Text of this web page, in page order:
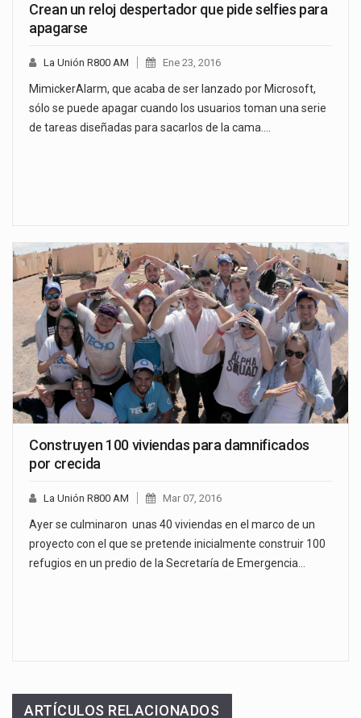
Crean un reloj despertador que pide selfies para
apagarse
La Unión R800 AM Ene 23, 2016
MimickerAlarm, que acaba de ser lanzado por Microsoft,
sólo se puede apagar cuando los usuarios toman una serie
de tareas diseñadas para sacarlos de la cama.…
Construyen 100 viviendas para damnificados
por crecida
La Unión R800 AM Mar 07, 2016
Ayer se culminaron unas 40 viviendas en el marco de un
proyecto con el que se pretende inicialmente construir 100
refugios en un predio de la Secretaría de Emergencia…
ARTÍCULOS RELACIONADOS